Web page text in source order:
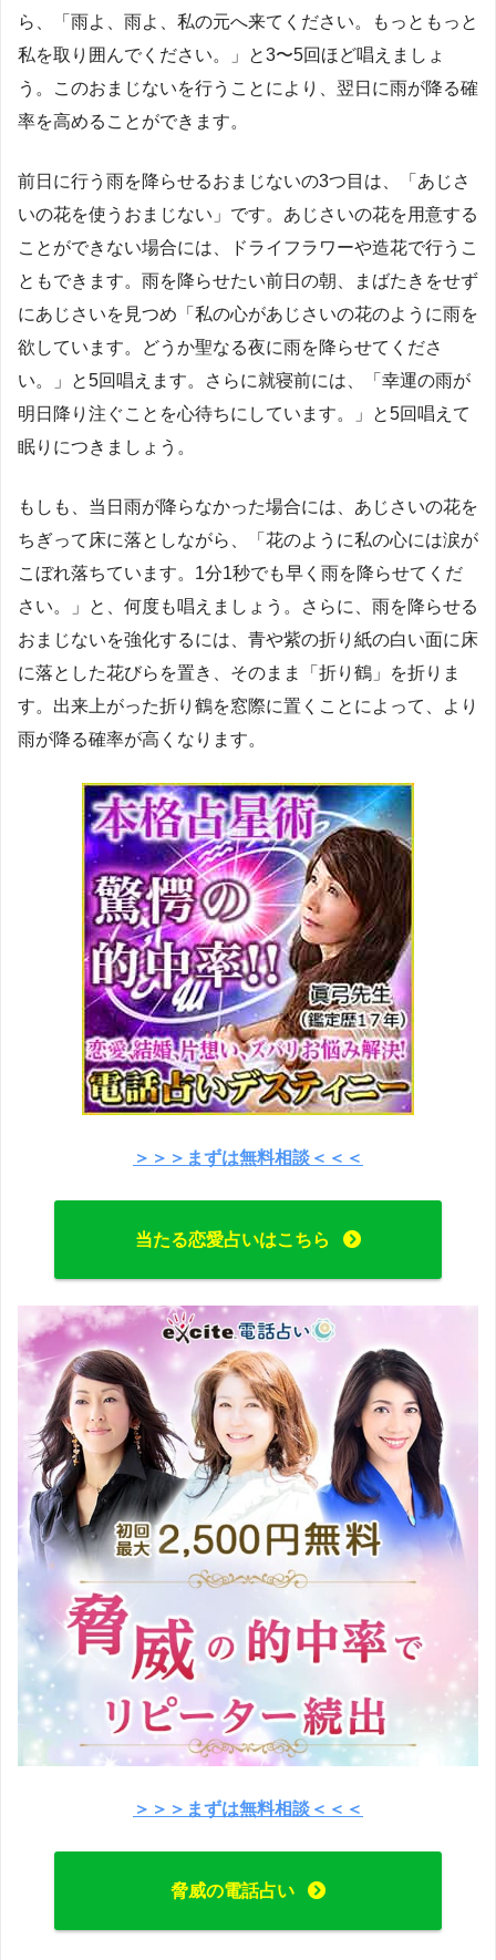
ら、「雨よ、雨よ、私の元へ来てください。もっともっと
私を取り囲んでください。」と3〜5回ほど唱えましょ
う。このおまじないを行うことにより、翌日に雨が降る確
率を高めることができます。
前日に行う雨を降らせるおまじないの3つ目は、「あじさ
いの花を使うおまじない」です。あじさいの花を用意する
ことができない場合には、ドライフラワーや造花で行うこ
ともできます。雨を降らせたい前日の朝、まばたきをせず
にあじさいを見つめ「私の心があじさいの花のように雨を
欲しています。どうか聖なる夜に雨を降らせてくださ
い。」と5回唱えます。さらに就寝前には、「幸運の雨が
明日降り注ぐことを心待ちにしています。」と5回唱えて
眠りにつきましょう。
もしも、当日雨が降らなかった場合には、あじさいの花を
ちぎって床に落としながら、「花のように私の心には涙が
こぼれ落ちています。1分1秒でも早く雨を降らせてくだ
さい。」と、何度も唱えましょう。さらに、雨を降らせる
おまじないを強化するには、青や紫の折り紙の白い面に床
に落とした花びらを置き、そのまま「折り鶴」を折りま
す。出来上がった折り鶴を窓際に置くことによって、より
雨が降る確率が高くなります。
＞＞＞まずは無料相談＜＜＜
当たる恋愛占いはこちら
＞＞＞まずは無料相談＜＜＜
脅威の電話占い